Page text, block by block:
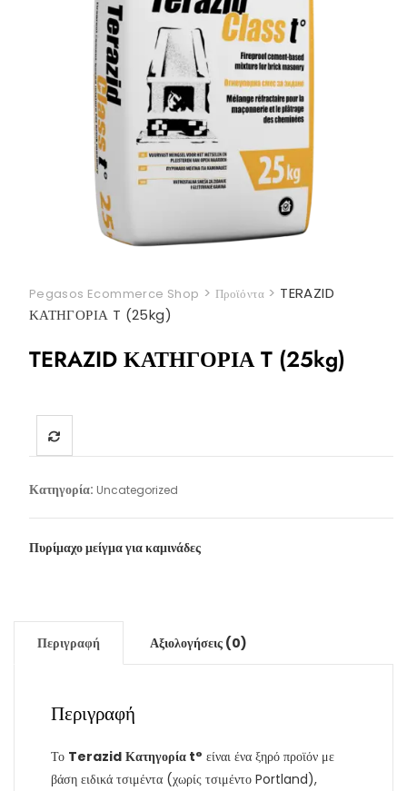
Pegasos Ecommerce Shop > Προϊόντα> TERAZID
ΚΑΤΗΓΟΡΙΑ T (25kg)
TERAZID ΚΑΤΗΓΟΡΙΑ T (25kg)
Κατηγορία: Uncategorized
Πυρίμαχο μείγμα για καμινάδες
Περιγραφή Αξιολογήσεις (0)
Περιγραφή
Το Terazid Κατηγορία t° είναι ένα ξηρό προϊόν με
βάση ειδικά τσιμέντα (χωρίς τσιμέντο Portland),